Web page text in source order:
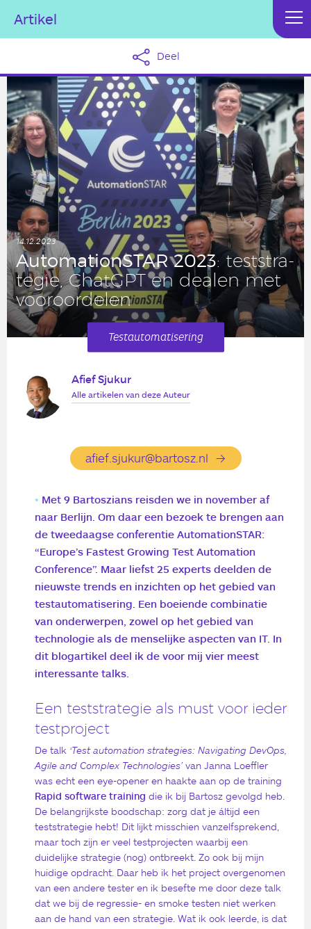
Artikel
Deel
Au­to­ma­ti­onSTAR 2023: test­stra­
te­gie, ChatGPT en dealen met
voor­oor­de­len
14.12.2023
Testautomatisering
Met 9 Bartoszians reisden we in november af
naar Berlijn. Om daar een bezoek te brengen aan
de tweedaagse conferentie AutomationSTAR:
“Europe’s Fastest Growing Test Automation
Conference”. Maar liefst 25 experts deelden de
nieuwste trends en inzichten op het gebied van
testautomatisering. Een boeiende combinatie
van onderwerpen, zowel op het gebied van
technologie als de menselijke aspecten van IT. In
dit blogartikel deel ik de voor mij vier meest
interessante talks.
Een teststrategie als must voor ieder
testproject
De talk ‘Test automation strategies: Navigating DevOps,
Agile and Complex Technologies’ van Janna Loeffler
was echt een eye-opener en haakte aan op de training
Rapid software training die ik bij Bartosz gevolgd heb.
De belangrijkste boodschap: zorg dat je áltijd een
teststrategie hebt! Dit lijkt misschien vanzelfsprekend,
maar toch zijn er veel testprojecten waarbij een
duidelijke strategie (nog) ontbreekt. Zo ook bij mijn
huidige opdracht. Daar heb ik het project overgenomen
van een andere tester en ik besefte me door deze talk
dat we bij de regressie- en smoke testen niet werken
aan de hand van een strategie. Wat ik ook leerde, is dat
Afief Sjukur
Alle artikelen van deze Auteur
afief.sjukur@bartosz.nl